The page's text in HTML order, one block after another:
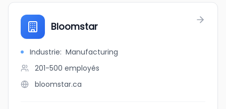
Bloomstar
Industrie: Manufacturing
201-500 employés
bloomstar.ca